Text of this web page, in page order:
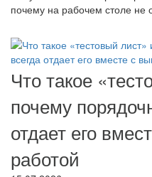
почему на рабочем столе не
Что такое
почему
отдает его
работой